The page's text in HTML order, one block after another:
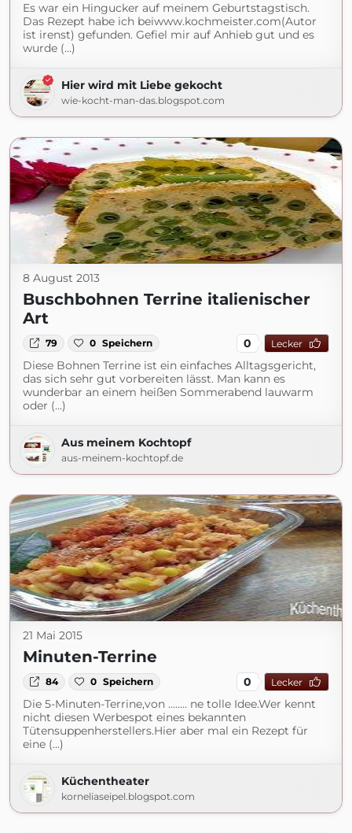
Es war ein Hingucker auf meinem Geburtstagstisch.
Das Rezept habe ich beiwww.kochmeister.com(Autor
ist irenst) gefunden. Gefiel mir auf Anhieb gut und es
wurde (...)
Hier wird mit Liebe gekocht
wie-kocht-man-das.blogspot.com
8 August 2013
Buschbohnen Terrine italienischer
Art
79 0 Speichern 0 Lecker
Diese Bohnen Terrine ist ein einfaches Alltagsgericht,
das sich sehr gut vorbereiten lässt. Man kann es
wunderbar an einem heißen Sommerabend lauwarm
oder (...)
Aus meinem Kochtopf
aus-meinem-kochtopf.de
21 Mai 2015
Minuten-Terrine
84 0 Speichern 0 Lecker
Die 5-Minuten-Terrine,von ........ ne tolle Idee.Wer kennt
nicht diesen Werbespot eines bekannten
Tütensuppenherstellers.Hier aber mal ein Rezept für
eine (...)
Küchentheater
korneliaseipel.blogspot.com